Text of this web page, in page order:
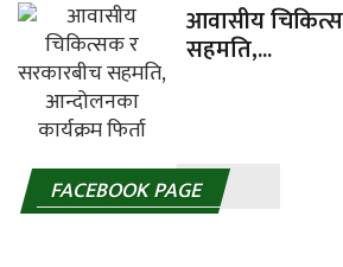
आवासीय
सहमति,...
FACEBOOK PAGE